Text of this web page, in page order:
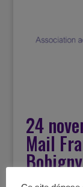
24
Mail